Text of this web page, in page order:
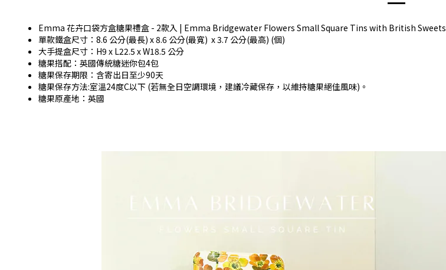
Emma 花卉口袋方盒糖果禮盒 - 2款入 | Emma Bridgewater Flowers Small Square Tins with British Sweets
單款鐵盒尺寸：8.6 公分(最長) x 8.6 公分(最寬) x 3.7 公分(最高) (個)
大手提盒尺寸：H9 x L22.5 x W18.5 公分
糖果搭配：英國傳統糖迷你包4包
糖果保存期限：含寄出日至少90天
糖果保存方法:室溫24度C以下 (若無全日空調環境，建議冷藏保存，以維持糖果絕佳風味)。
糖果原產地：英國